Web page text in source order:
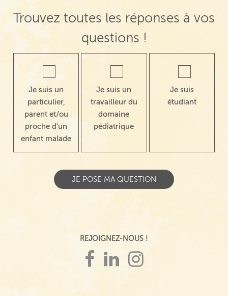
Trouvez toutes les réponses à vos
questions !
Je suis un
particulier,
parent et/ou
proche d'un
enfant malade
Je suis un
travailleur du
domaine
pédiatrique
Je suis
étudiant
REJOIGNEZ-NOUS !